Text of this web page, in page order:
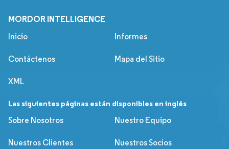
MORDOR INTELLIGENCE
Inicio Informes
Contáctenos Mapa del Sitio
XML
Las siguientes páginas están disponibles en inglés
Sobre Nosotros
Nuestro Equipo
Nuestros Clientes Nuestros Socios